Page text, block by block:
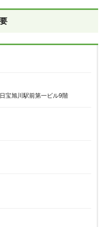
宝旭川駅前第一ビル9階